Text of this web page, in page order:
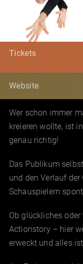
Tickets
Website
Wer schon immer
kreieren wollte, ist
genau richtig!
Das Publikum
und den Verlauf der
Schauspielern
Ob glückliches
Actionstory – hier
erweckt und alles